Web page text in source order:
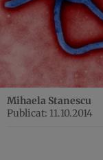
Mihaela Stanescu
Publicat: 11.10.2014